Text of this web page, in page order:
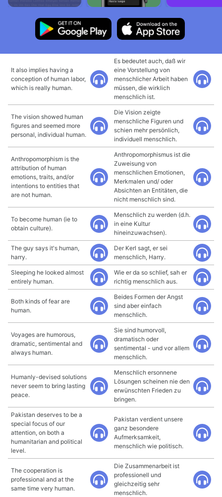
It also implies having a
conception of human labor,
which is really human.
Es bedeutet auch, daß wir
eine Vorstellung von
menschlicher Arbeit haben
müssen, die wirklich
menschlich ist.
The vision showed human
figures and seemed more
personal, individual human.
Die Vision zeigte
menschliche Figuren und
schien mehr persönlich,
individuell menschlich.
Anthropomorphism is the
attribution of human
emotions, traits, and/or
intentions to entities that
are not human.
Anthropomorphismus ist die
Zuweisung von
menschlichen Emotionen,
Merkmalen und/ oder
Absichten an Entitäten, die
nicht menschlich sind.
To become human (ie to
obtain culture).
Menschlich zu werden (d.h.
in eine Kultur
hineinzuwachsen).
The guy says it's human,
harry.
Der Kerl sagt, er sei
menschlich, Harry.
Sleeping he looked almost
entirely human.
Wie er da so schlief, sah er
richtig menschlich aus.
Both kinds of fear are
human.
Beides Formen der Angst
sind aber einfach
menschlich.
Voyages are humorous,
dramatic, sentimental and
always human.
Sie sind humorvoll,
dramatisch oder
sentimental - und vor allem
menschlich.
Humanly-devised solutions
never seem to bring lasting
peace.
Menschlich ersonnene
Lösungen scheinen nie den
erwünschten Frieden zu
bringen.
Pakistan deserves to be a
special focus of our
attention, on both a
humanitarian and political
level.
Pakistan verdient unsere
ganz besondere
Aufmerksamkeit,
menschlich wie politisch.
The cooperation is
professional and at the
same time very human.
Die Zusammenarbeit ist
professionell und
gleichzeitig sehr
menschlich.